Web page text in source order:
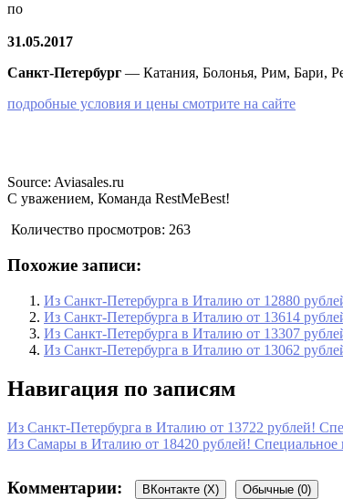
по
31.05.2017
Санкт-Петербург — Катания, Болонья, Рим, Бари,
подробные условия и цены смотрите на сайте
Source: Aviasales.ru
С уважением, Команда RestMeBest!
Количество просмотров: 263
Похожие записи:
Из Санкт-Петербурга в Италию от 12880
Из Санкт-Петербурга в Италию от 13614
Из Санкт-Петербурга в Италию от 13307
Из Санкт-Петербурга в Италию от 13062
Навигация по записям
Из Санкт-Петербурга в Италию от 13722 рублей!
Из Самары в Италию от 18420 рублей! Специальное
Комментарии: ВКонтакте (X) Обычные (0)